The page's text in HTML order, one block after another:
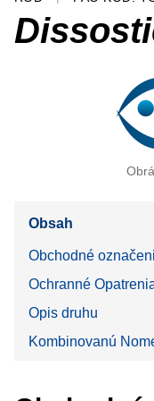
Obsah
Obchodné
Ochranné
Opis druhu
Kombinovanú